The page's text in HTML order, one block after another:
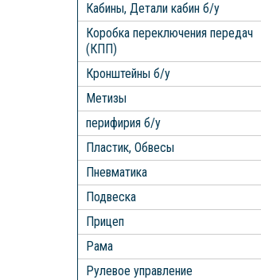
Кабины, Детали кабин б/у
Коробка переключения передач
(КПП)
Кронштейны б/у
Метизы
перифирия б/у
Пластик, Обвесы
Пневматика
Подвеска
Прицеп
Рама
Рулевое управление